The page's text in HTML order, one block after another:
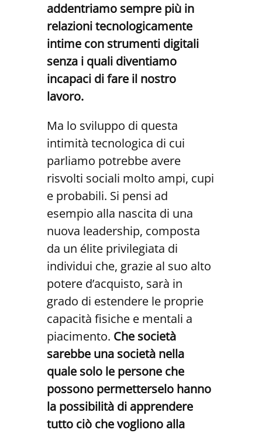
addentriamo sempre più in
relazioni tecnologicamente
intime con strumenti digitali
senza i quali diventiamo
incapaci di fare il nostro
lavoro.
Ma lo sviluppo di questa
intimità tecnologica di cui
parliamo potrebbe avere
risvolti sociali molto ampi, cupi
e probabili. Si pensi ad
esempio alla nascita di una
nuova leadership, composta
da un élite privilegiata di
individui che, grazie al suo alto
potere d’acquisto, sarà in
grado di estendere le proprie
capacità fisiche e mentali a
piacimento. Che società
sarebbe una società nella
quale solo le persone che
possono permetterselo hanno
la possibilità di apprendere
tutto ciò che vogliono alla